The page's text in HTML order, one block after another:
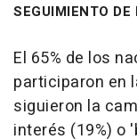
SEGUIMIENTO
El 65% de los
participaron en
siguieron la
interés (19%) o